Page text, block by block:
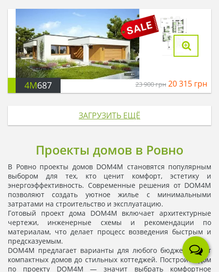
4M687 23 900грн 20 315 грн
ЗАГРУЗИТЬ ЕЩЁ
Проекты домов в Ровно
В Ровно проекты домов DOM4M становятся популярным
выбором для тех, кто ценит комфорт, эстетику и
энергоэффективность. Современные решения от DOM4M
позволяют создать уютное жилье с минимальными
затратами на строительство и эксплуатацию.
Готовый проект дома DOM4M включает архитектурные
чертежи, инженерные схемы и рекомендации по
материалам, что делает процесс возведения быстрым и
предсказуемым.
DOM4M предлагает варианты для любого бюджета — от
компактных домов до стильных коттеджей. Построить дом
по проекту DOM4M — значит выбрать комфортное